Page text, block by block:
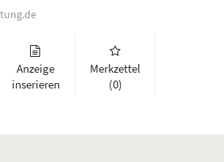
Anzeige
inserieren
Merkzettel
(0)